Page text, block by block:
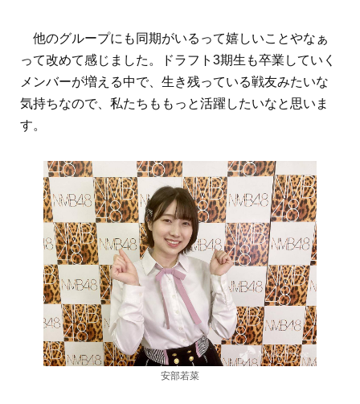
他のグループにも同期がいるって嬉しいことやなぁ
って改めて感じました。ドラフト3期生も卒業していく
メンバーが増える中で、生き残っている戦友みたいな
気持ちなので、私たちももっと活躍したいなと思いま
す。
安部若菜